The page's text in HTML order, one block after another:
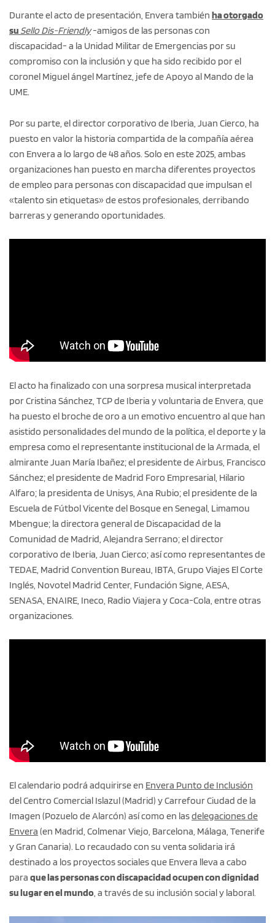
Durante el acto de presentación, Envera también ha otorgado
su Sello Dis-Friendly-amigos de las personas con
discapacidad- a la Unidad Militar de Emergencias por su
compromiso con la inclusión y que ha sido recibido por el
coronel Miguel ángel Martínez, jefe de Apoyo al Mando de la
UME.
Por su parte, el director corporativo de Iberia, Juan Cierco, ha
puesto en valor la historia compartida de la compañía aérea
con Envera a lo largo de 48 años. Solo en este 2025, ambas
organizaciones han puesto en marcha diferentes proyectos
de empleo para personas con discapacidad que impulsan el
«talento sin etiquetas» de estos profesionales, derribando
barreras y generando oportunidades.
El acto ha finalizado con una sorpresa musical interpretada
por Cristina Sánchez, TCP de Iberia y voluntaria de Envera, que
ha puesto el broche de oro a un emotivo encuentro al que han
asistido personalidades del mundo de la política, el deporte y la
empresa como el representante institucional de la Armada, el
almirante Juan María Ibañez; el presidente de Airbus, Francisco
Sánchez; el presidente de Madrid Foro Empresarial, Hilario
Alfaro; la presidenta de Unisys, Ana Rubio; el presidente de la
Escuela de Fútbol Vicente del Bosque en Senegal, Limamou
Mbengue; la directora general de Discapacidad de la
Comunidad de Madrid, Alejandra Serrano; el director
corporativo de Iberia, Juan Cierco; así como representantes de
TEDAE, Madrid Convention Bureau, IBTA, Grupo Viajes El Corte
Inglés, Novotel Madrid Center, Fundación Signe, AESA,
SENASA, ENAIRE, Ineco, Radio Viajera y Coca-Cola, entre otras
organizaciones.
El calendario podrá adquirirse en Envera Punto de Inclusión
del Centro Comercial Islazul (Madrid) y Carrefour Ciudad de la
Imagen (Pozuelo de Alarcón) así como en lasdelegaciones de
Envera (en Madrid, Colmenar Viejo, Barcelona, Málaga, Tenerife
y Gran Canaria). Lo recaudado con su venta solidaria irá
destinado a los proyectos sociales que Envera lleva a cabo
para que las personas con discapacidad ocupen con dignidad
su lugar en el mundo, a través de su inclusión social y laboral.